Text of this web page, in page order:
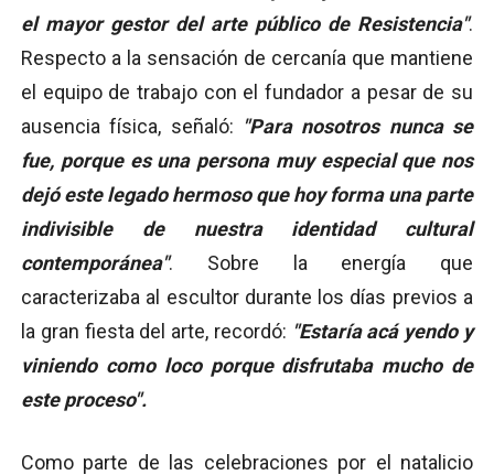
el mayor gestor del arte público de Resistencia".
Respecto a la sensación de cercanía que mantiene
el equipo de trabajo con el fundador a pesar de su
ausencia física, señaló: "Para nosotros nunca se
fue, porque es una persona muy especial que nos
dejó este legado hermoso que hoy forma una parte
indivisible de nuestra identidad cultural
contemporánea". Sobre la energía que
caracterizaba al escultor durante los días previos a
la gran fiesta del arte, recordó: "Estaría acá yendo y
viniendo como loco porque disfrutaba mucho de
este proceso".
Como parte de las celebraciones por el natalicio